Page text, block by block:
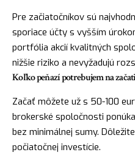
Pre začiatočníkov sú
sporiace účty s vyšším
portfólia akcií kvalitných
nižšie riziko a nevyžadujú
Koľko peňazí potrebujem na
Začať môžete už s 50-100
brokerské spoločnosti
bez minimálnej sumy.
počiatočnej investície.